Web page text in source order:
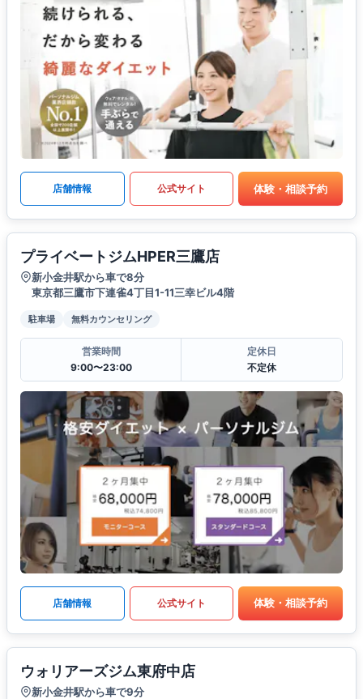
店舗情報 公式サイト 体験・相談予約
プライベートジムHPER三鷹店
新小金井駅から車で8分
東京都三鷹市下連雀4丁目1-11三幸ビル4階
駐車場 無料カウンセリング
営業時間
9:00〜23:00
定休日
不定休
店舗情報 公式サイト 体験・相談予約
ウォリアーズジム東府中店
新小金井駅から車で9分